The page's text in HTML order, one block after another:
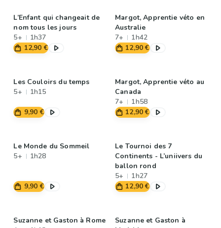
L’Enfant qui changeait de
nom tous les jours
5+
1h37
12,90 €
Margot, Apprentie véto en
Australie
7+
1h42
12,90 €
Les Couloirs du temps
5+
1h15
9,90 €
Margot, Apprentie véto au
Canada
7+
1h58
12,90 €
Le Monde du Sommeil
5+
1h28
9,90 €
Le Tournoi des 7
Continents - L’uniivers du
ballon rond
5+
1h27
12,90 €
Suzanne et Gaston à Rome
Suzanne et Gaston à